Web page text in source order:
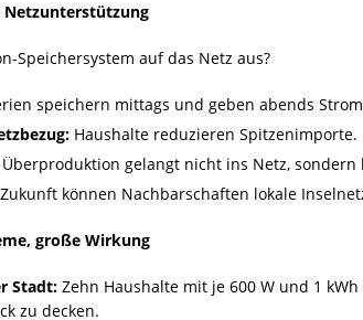
Netzunterstützung
Speichersystem auf das Netz aus?
speichern mittags und geben abends
Haushalte reduzieren Spitzenimporte.
Überproduktion gelangt nicht ins Netz,
können Nachbarschaften lokale
große Wirkung
Stadt: Zehn Haushalte mit je 600 W und 1
zu decken.